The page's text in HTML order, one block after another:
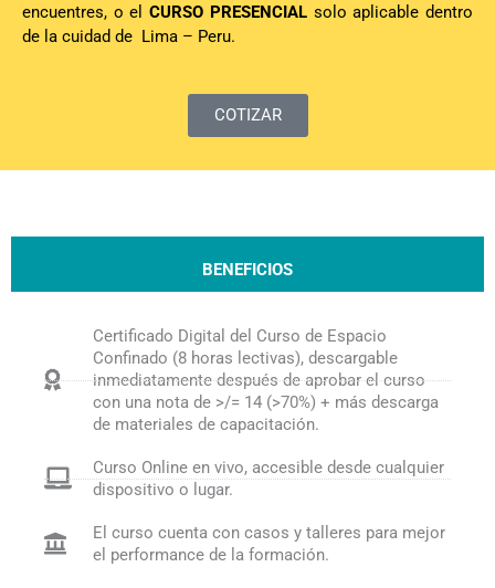
encuentres, o elCURSO PRESENCIAL solo aplicable dentro
de la cuidad de Lima – Peru.
COTIZAR
BENEFICIOS
Certificado Digital del Curso de Espacio
Confinado (8 horas lectivas), descargable
inmediatamente después de aprobar el curso
con una nota de >/= 14 (>70%) + más descarga
de materiales de capacitación.
Curso Online en vivo, accesible desde cualquier
dispositivo o lugar.
El curso cuenta con casos y talleres para mejor
el performance de la formación.